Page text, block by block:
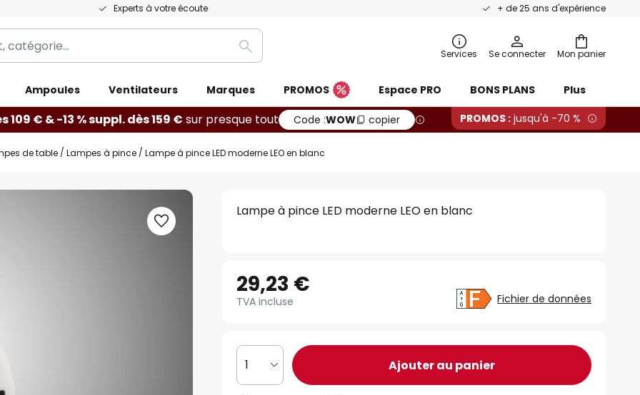
Experts à votre écoute + de 25 ans d'expérience
Mon panier
Rechercher Services Se connecter
Ampoules Ventilateurs Marques PROMOS Espace PRO BONS PLANS Plus
109 € & -13 % suppl. dès 159 € sur presque tout Code :WOW copier PROMOS : jusqu'à -70 %
de table Lampes à pince Lampe à pince LED moderne LEO en blanc
Lampe à pince LED moderne LEO en blanc
29,23 €
TVA incluse Fichier de données
1 Ajouter au panier